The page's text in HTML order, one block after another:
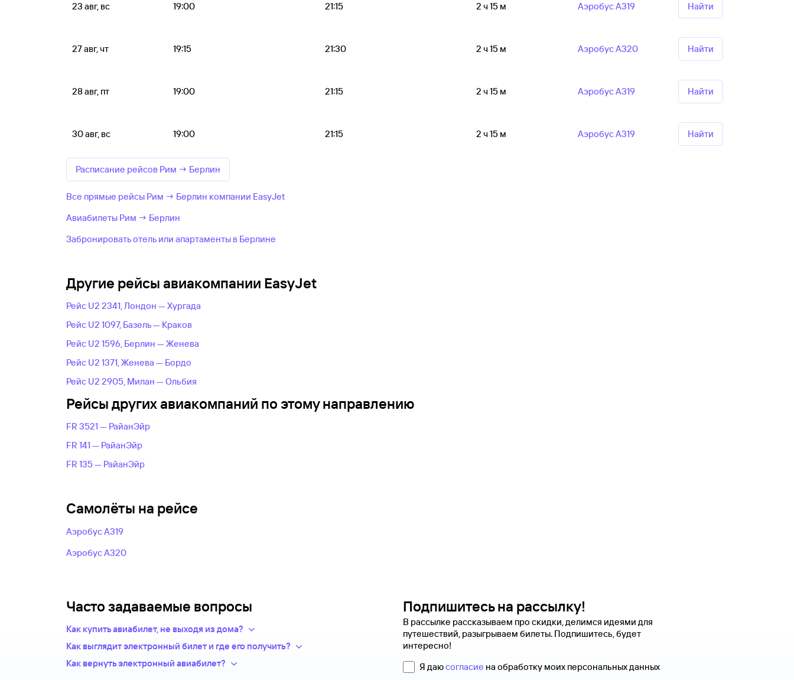
23 авг, вс 19:00 21:15 2 ч 15 м Аэробус А319 Найти
27 авг, чт 19:15 21:30 2 ч 15 м Аэробус А320 Найти
28 авг, пт 19:00 21:15 2 ч 15 м Аэробус А319 Найти
30 авг, вс 19:00 21:15 2 ч 15 м Аэробус А319 Найти
Расписание рейсов Рим → Берлин
Все прямые рейсы Рим → Берлин компании EasyJet
Авиабилеты Рим → Берлин
Забронировать отель или апартаменты в Берлине
Другие рейсы авиакомпании EasyJet
Рейс U2 2341, Лондон — Хургада
Рейс U2 1097, Базель — Краков
Рейс U2 1596, Берлин — Женева
Рейс U2 1371, Женева — Бордо
Рейс U2 2905, Милан — Ольбия
Рейсы других авиакомпаний по этому направлению
FR 3521 — РайанЭйр
FR 141 — РайанЭйр
FR 135 — РайанЭйр
Самолёты на рейсе
Аэробус А319
Аэробус А320
Часто задаваемые вопросы
Как купить авиабилет, не выходя из дома?
Укажите в нужных полях маршрут, дату поездки и число
авиакомпаний.
Как выглядит электронный билет и где его получить?
После оплаты на сайте, в базе данных авиакомпании появится новая
Как вернуть электронный авиабилет?
Подпишитесь на рассылку!
В рассылке рассказываем про скидки, делимся идеями для
путешествий, разыгрываем билеты. Подпишитесь, будет
интересно!
Я даюсогласие на обработку моих персональных данных